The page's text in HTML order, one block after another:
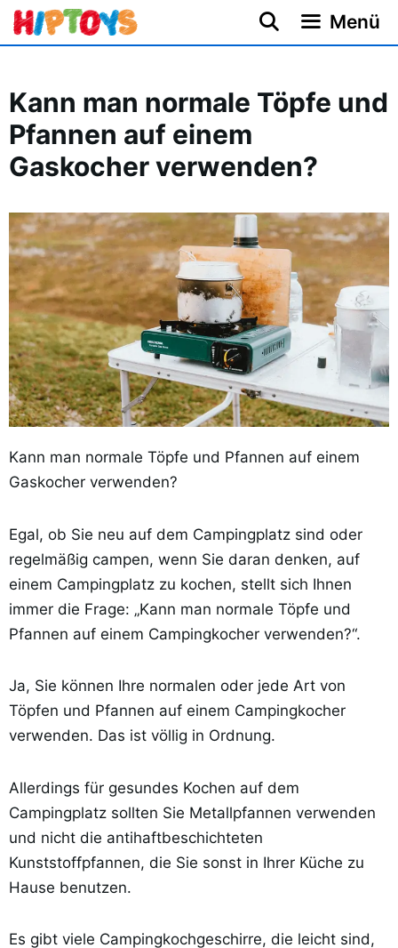
Zum
Inhalt
Menü
Kann man normale Töpfe und
Pfannen auf einem
Gaskocher verwenden?
Kann man normale Töpfe und Pfannen auf einem
Gaskocher verwenden?
Egal, ob Sie neu auf dem Campingplatz sind oder
regelmäßig campen, wenn Sie daran denken, auf
einem Campingplatz zu kochen, stellt sich Ihnen
immer die Frage: „Kann man normale Töpfe und
Pfannen auf einem Campingkocher verwenden?“.
Ja, Sie können Ihre normalen oder jede Art von
Töpfen und Pfannen auf einem Campingkocher
verwenden. Das ist völlig in Ordnung.
Allerdings für gesundes Kochen auf dem
Campingplatz sollten Sie Metallpfannen verwenden
und nicht die antihaftbeschichteten
Kunststoffpfannen, die Sie sonst in Ihrer Küche zu
Hause benutzen.
Es gibt viele Campingkochgeschirre, die leicht sind,